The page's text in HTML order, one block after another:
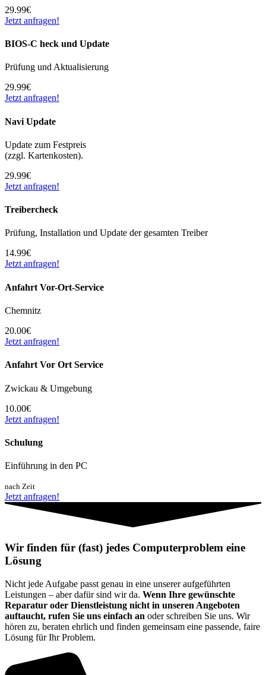
29.99€
Jetzt anfragen!
BIOS-C heck und Update
Prüfung und Aktualisierung
29.99€
Jetzt anfragen!
Navi Update
Update zum Festpreis
(zzgl. Kartenkosten).
29.99€
Jetzt anfragen!
Treibercheck
Prüfung, Installation und Update der gesamten Treiber
14.99€
Jetzt anfragen!
Anfahrt Vor-Ort-Service
Chemnitz
20.00€
Jetzt anfragen!
Anfahrt Vor Ort Service
Zwickau & Umgebung
10.00€
Jetzt anfragen!
Schulung
Einführung in den PC
nach Zeit
Jetzt anfragen!
Wir finden für (fast) jedes Computerproblem eine
Lösung
Nicht jede Aufgabe passt genau in eine unserer aufgeführten
Leistungen – aber dafür sind wir da. Wenn Ihre gewünschte
Reparatur oder Dienstleistung nicht in unseren Angeboten
auftaucht, rufen Sie uns einfach an oder schreiben Sie uns. Wir
hören zu, beraten ehrlich und finden gemeinsam eine passende, faire
Lösung für Ihr Problem.